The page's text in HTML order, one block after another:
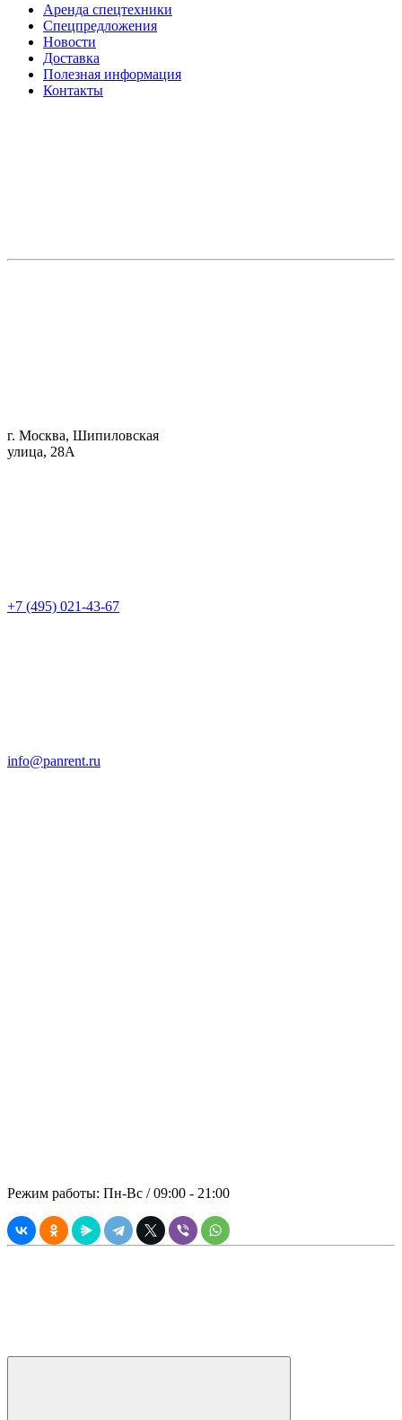
Аренда спецтехники
Спецпредложения
Новости
Доставка
Полезная информация
Контакты
г. Москва, Шипиловская
улица, 28А
+7 (495) 021-43-67
info@panrent.ru
Режим работы: Пн-Вс / 09:00 - 21:00